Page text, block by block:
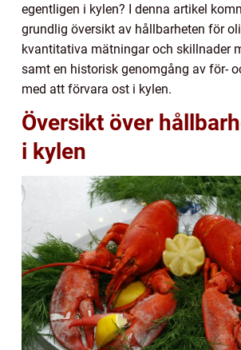
egentligen i kylen? I denna artikel
grundlig översikt av hållbarheten för
kvantitativa mätningar och skillnader
samt en historisk genomgång av för-
med att förvara ost i kylen.
Översikt över
i kylen